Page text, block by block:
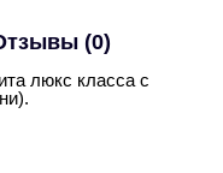
(0)
люкс класса с